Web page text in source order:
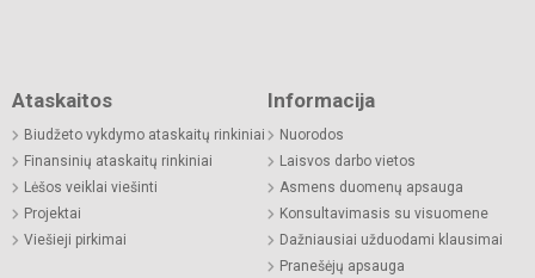
Ataskaitos
Biudžeto vykdymo ataskaitų rinkiniai
Finansinių ataskaitų rinkiniai
Lėšos veiklai viešinti
Projektai
Viešieji pirkimai
Informacija
Nuorodos
Laisvos darbo vietos
Asmens duomenų apsauga
Konsultavimasis su visuomene
Dažniausiai užduodami klausimai
Pranešėjų apsauga